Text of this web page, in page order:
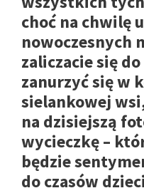
choć na chwilę
nowoczesnych
zaliczacie się
zanurzyć się w
sielankowej
na dzisiejszą
wycieczkę –
będzie
do czasów